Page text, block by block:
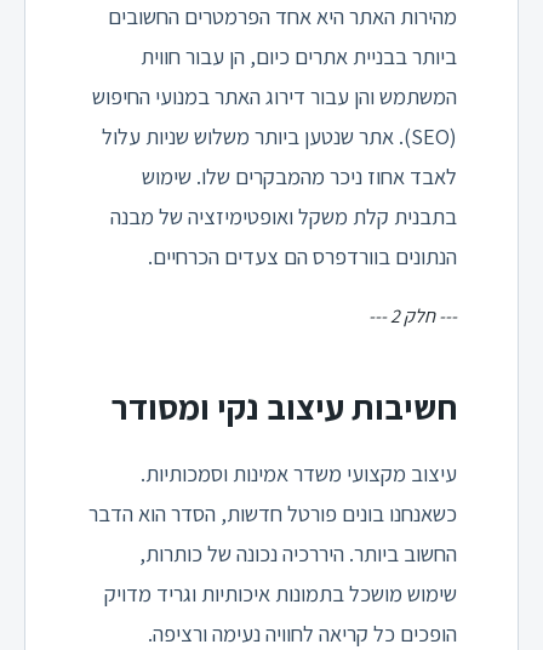
מהירות האתר היא אחד הפרמטרים החשובים
ביותר בבניית אתרים כיום, הן עבור חווית
המשתמש והן עבור דירוג האתר במנועי החיפוש
(SEO). אתר שנטען ביותר משלוש שניות עלול
לאבד אחוז ניכר מהמבקרים שלו. שימוש
בתבנית קלת משקל ואופטימיזציה של מבנה
הנתונים בוורדפרס הם צעדים הכרחיים.
--- חלק 2 ---
חשיבות עיצוב נקי ומסודר
עיצוב מקצועי משדר אמינות וסמכותיות.
כשאנחנו בונים פורטל חדשות, הסדר הוא הדבר
החשוב ביותר. היררכיה נכונה של כותרות,
שימוש מושכל בתמונות איכותיות וגריד מדויק
הופכים כל קריאה לחוויה נעימה ורציפה.